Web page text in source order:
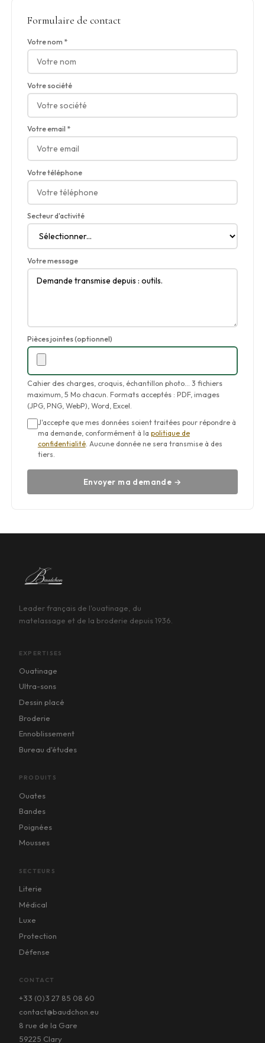
Formulaire de contact
Votre nom *
Votre société
Votre email *
Votre téléphone
Secteur d'activité
Votre message
Pièces jointes (optionnel)
Cahier des charges, croquis, échantillon photo… 3 fichiers
maximum, 5 Mo chacun. Formats acceptés : PDF, images
(JPG, PNG, WebP), Word, Excel.
J'accepte que mes données soient traitées pour répondre à
ma demande, conformément à la politique de
confidentialité. Aucune donnée ne sera transmise à des
tiers.
Envoyer ma demande →
Leader français de l'ouatinage, du
matelassage et de la broderie depuis 1936.
EXPERTISES
Ouatinage
Ultra-sons
Dessin placé
Broderie
Ennoblissement
Bureau d'études
PRODUITS
Ouates
Bandes
Poignées
Mousses
SECTEURS
Literie
Médical
Luxe
Protection
Défense
CONTACT
+33 (0)3 27 85 08 60
contact@baudchon.eu
8 rue de la Gare
59225 Clary